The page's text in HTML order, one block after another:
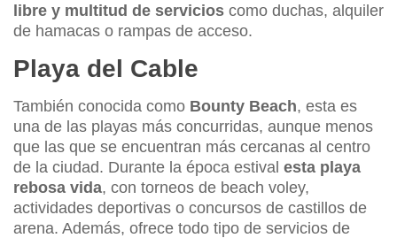
libre y multitud de servicios como duchas, alquiler
de hamacas o rampas de acceso.
Playa del Cable
También conocida como Bounty Beach, esta es
una de las playas más concurridas, aunque menos
que las que se encuentran más cercanas al centro
de la ciudad. Durante la época estival esta playa
rebosa vida, con torneos de beach voley,
actividades deportivas o concursos de castillos de
arena. Además, ofrece todo tipo de servicios de